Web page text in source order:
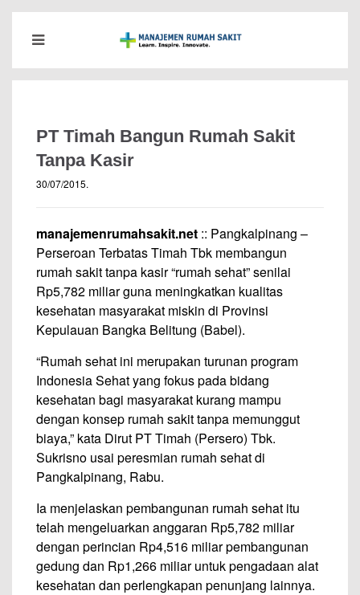
PT Timah Bangun Rumah Sakit
Tanpa Kasir
30/07/2015.
manajemenrumahsakit.net :: Pangkalpinang –
Perseroan Terbatas Timah Tbk membangun
rumah sakit tanpa kasir “rumah sehat” senilai
Rp5,782 miliar guna meningkatkan kualitas
kesehatan masyarakat miskin di Provinsi
Kepulauan Bangka Belitung (Babel).
“Rumah sehat ini merupakan turunan program
Indonesia Sehat yang fokus pada bidang
kesehatan bagi masyarakat kurang mampu
dengan konsep rumah sakit tanpa memunggut
biaya,” kata Dirut PT Timah (Persero) Tbk.
Sukrisno usai peresmian rumah sehat di
Pangkalpinang, Rabu.
Ia menjelaskan pembangunan rumah sehat itu
telah mengeluarkan anggaran Rp5,782 miliar
dengan perincian Rp4,516 miliar pembangunan
gedung dan Rp1,266 miliar untuk pengadaan alat
kesehatan dan perlengkapan penunjang lainnya.